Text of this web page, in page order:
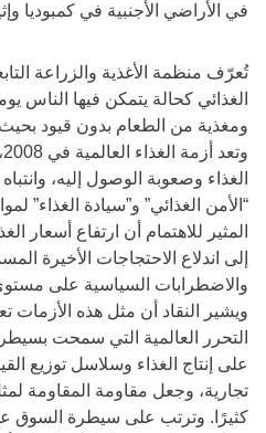
في الأراضي الأجنبية في كمبوديا
تُعرّف منظمة الأغذية والزراعة
الغذائي كحالة يتمكن فيها الناس
ومغذية من الطعام بدون قيود
الغذاء وصعوبة الوصول إليه،
“الأمن الغذائي” و”سيادة الغذاء”
المثير للاهتمام أن ارتفاع أسعار
إلى اندلاع الاحتجاجات الأخيرة
والاضطرابات السياسية على
ويشير النقاد أن مثل هذه الأزمات
التحرر العالمية التي سمحت
على إنتاج الغذاء وسلاسل توزيع
تجارية، وجعل مقاومة المقاومة
كثيرًا. وترتب على سيطرة السوق